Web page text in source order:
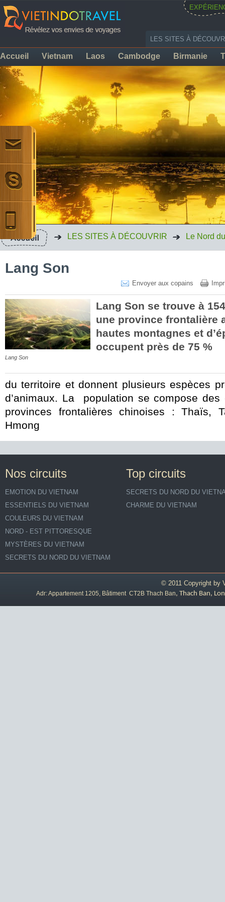
LES SITES À
Accueil Vietnam Laos Cambodge Birmanie
LES SITES À DÉCOUVRIR Le Nord
Lang Son
Envoyer aux copains
Lang Son
Lang Son se trouve à
une province frontalière
hautes montagnes et
occupent près de 75 %
du territoire et donnent plusieurs espèces
d’animaux. La population se compose des
provinces frontalières chinoises : Thaïs,
Hmong
Nos circuits
EMOTION DU VIETNAM
ESSENTIELS DU VIETNAM
COULEURS DU VIETNAM
NORD - EST PITTORESQUE
MYSTÈRES DU VIETNAM
SECRETS DU NORD DU VIETNAM
Top circuits
SECRETS DU NORD DU
CHARME DU VIETNAM
© 2011 Copyright by
Adr: Appartement 1205, Bâtiment CT2B Thach Ban, Thach Ban,